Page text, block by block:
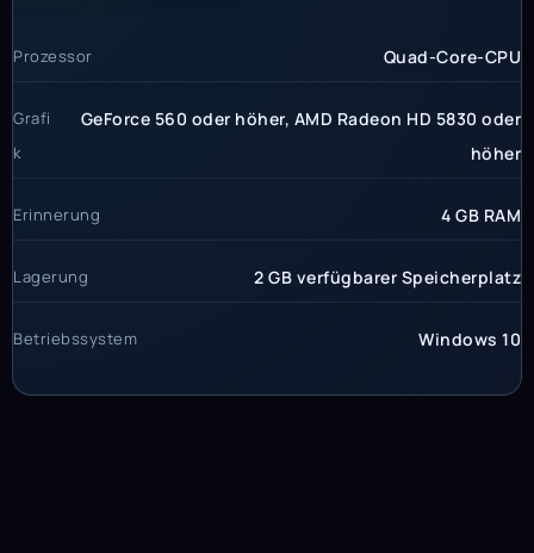
Prozessor Quad-Core-CPU
Grafi
k
GeForce 560 oder höher, AMD Radeon HD 5830 oder
höher
Erinnerung 4 GB RAM
Lagerung 2 GB verfügbarer Speicherplatz
Betriebssystem Windows 10